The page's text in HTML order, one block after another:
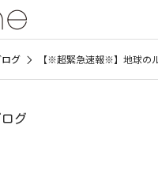
ログ 【※超緊急速報※】地球の
グ